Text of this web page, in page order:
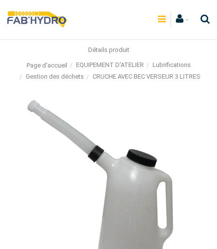
Détails produit
Page d'accueil EQUIPEMENT D'ATELIER
Lubrifications
Gestion des déchets
CRUCHE AVEC BEC VERSEUR 3 LITRES